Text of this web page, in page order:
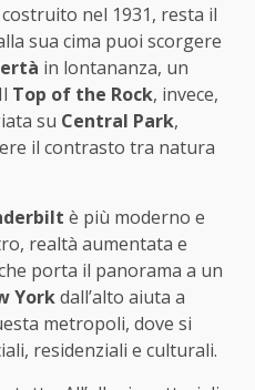
costruito nel 1931, resta il
sua cima puoi scorgere
in lontananza, un
Top of the Rock, invece,
su Central Park,
il contrasto tra natura
è più moderno e
realtà aumentata e
porta il panorama a un
Yorkdall’alto aiuta a
metropoli, dove si
residenziali e culturali.